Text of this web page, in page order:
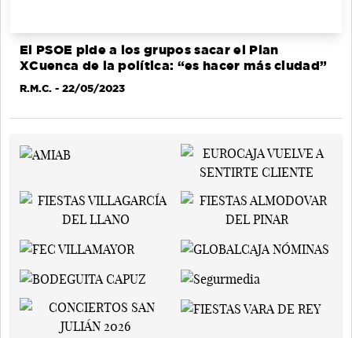
El PSOE pide a los grupos sacar el Plan
XCuenca de la política: “es hacer más ciudad”
R.M.C. - 22/05/2023